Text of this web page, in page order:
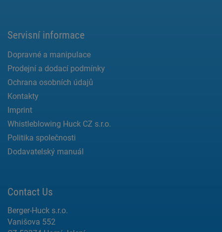
Servisní informace
Dopravné a manipulace
Prodejní a dodací podmínky
Ochrana osobních údajů
Kontakty
Imprint
Whistleblowing Huck CZ s.r.o.
Politika společnosti
Dodavatelský manuál
Contact Us
Berger-Huck s.r.o.
Vanišova 552